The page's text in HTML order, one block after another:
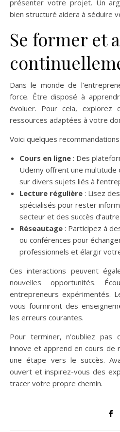
présenter votre projet. Un
bien structuré aidera à séduire
Se former et
Dans le monde de
force. Être disposé à
évoluer. Pour cela, explorez
ressources adaptées à votre
Voici quelques recommandations
Cours en ligne : Des
Udemy offrent une multitude
sur divers sujets liés à
Lecture régulière : Lisez
spécialisés pour rester
secteur et des succès
Réseautage : Participez à
ou conférences pour
professionnels et élargir
Ces interactions peuvent
nouvelles opportunités.
entrepreneurs expérimentés.
vous fourniront des
les erreurs courantes.
Pour terminer, n’oubliez pas
innove et apprend en cours de
une étape vers le succès.
ouvert et inspirez-vous des
tracer votre propre chemin.